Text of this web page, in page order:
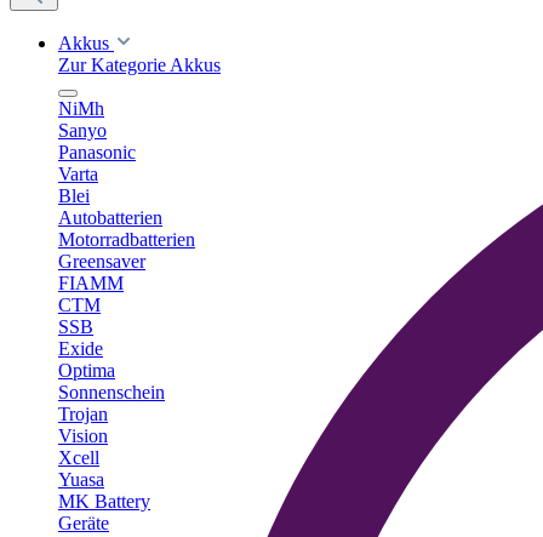
Akkus
Zur Kategorie Akkus
NiMh
Sanyo
Panasonic
Varta
Blei
Autobatterien
Motorradbatterien
Greensaver
FIAMM
CTM
SSB
Exide
Optima
Sonnenschein
Trojan
Vision
Xcell
Yuasa
MK Battery
Geräte